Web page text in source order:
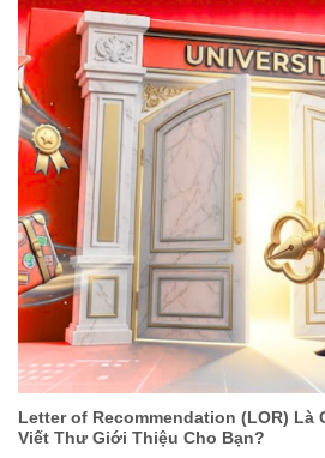
Letter of Recommendation (LOR) Là
Viết Thư Giới Thiệu Cho Bạn?